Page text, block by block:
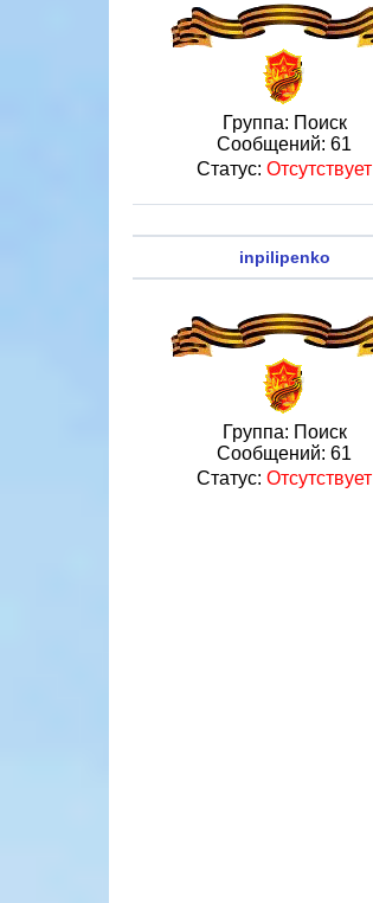
Группа: Поиск
Сообщений: 61
Статус: Отсутствует
inpilipenko
Группа: Поиск
Сообщений: 61
Статус: Отсутствует